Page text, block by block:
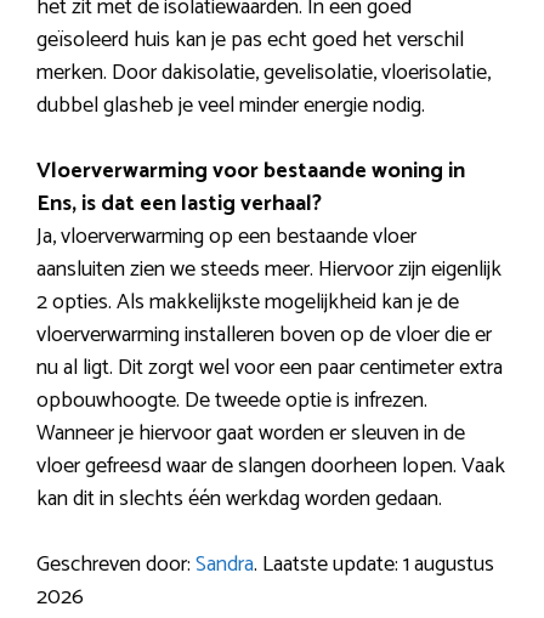
het zit met de isolatiewaarden. In een goed
geïsoleerd huis kan je pas echt goed het verschil
merken. Door dakisolatie, gevelisolatie, vloerisolatie,
dubbel glasheb je veel minder energie nodig.
Vloerverwarming voor bestaande woning in
Ens, is dat een lastig verhaal?
Ja, vloerverwarming op een bestaande vloer
aansluiten zien we steeds meer. Hiervoor zijn eigenlijk
2 opties. Als makkelijkste mogelijkheid kan je de
vloerverwarming installeren boven op de vloer die er
nu al ligt. Dit zorgt wel voor een paar centimeter extra
opbouwhoogte. De tweede optie is infrezen.
Wanneer je hiervoor gaat worden er sleuven in de
vloer gefreesd waar de slangen doorheen lopen. Vaak
kan dit in slechts één werkdag worden gedaan.
Geschreven door:Sandra. Laatste update: 1 augustus
2026